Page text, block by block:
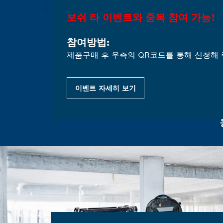
보쉬 타 이벤트와 중복 참여 가능!
참여방법:
제품구매 후 우측의 QR코드를 통해 신청해
이벤트 자세히 보기